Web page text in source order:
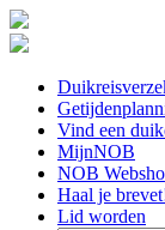
Vind een
MijnNOB
NOB
Haal je
Lid worden